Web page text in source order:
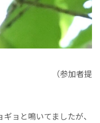
な （参加者提
ョと鳴いてましたが、